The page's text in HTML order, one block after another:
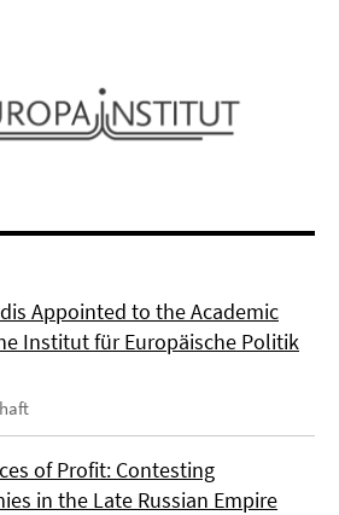
Appointed to the Academic
Institut für Europäische Politik
of Profit: Contesting
in the Late Russian Empire